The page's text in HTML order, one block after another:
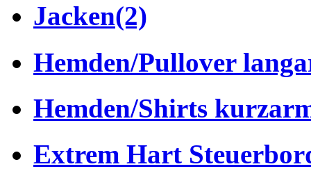
Jacken(2)
Hemden/Pullover
Hemden/Shirts
Extrem Hart